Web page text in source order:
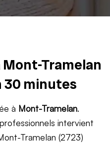
Tramelan
minutes
à Mont-Tramelan.
intervient
Tramelan (2723)